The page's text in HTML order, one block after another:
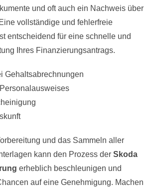
und oft auch ein Nachweis über
vollständige und fehlerfreie
entscheidend für eine schnelle und
Ihres Finanzierungsantrags.
Gehaltsabrechnungen
und das Sammeln aller
kann den Prozess der Skoda
erheblich beschleunigen und
auf eine Genehmigung. Machen